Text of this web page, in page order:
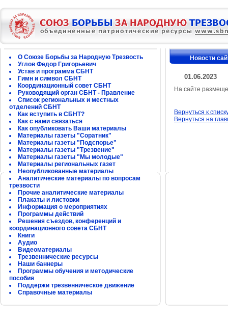
О Союзе Борьбы за Народную Трезвость
Углов Федор Григорьевич
Устав и программа СБНТ
Гимн и символ СБНТ
Координационный совет СБНТ
Руководящий орган СБНТ - Правление
Список региональных и местных
отделений СБНТ
Как вступить в СБНТ?
Как с нами связаться
Как опубликовать Ваши материалы
Материалы газеты "Соратник"
Материалы газеты "Подспорье"
Материалы газеты "Трезвение"
Материалы газеты "Мы молодые"
Материалы региональных газет
Неопубликованные материалы
Аналитические материалы по вопросам
трезвости
Прочие аналитические материалы
Плакаты и листовки
Информация о мероприятиях
Программы действий
Решения съездов, конференций и
координационного совета СБНТ
Книги
Аудио
Видеоматериалы
Трезвеннические ресурсы
Наши баннеры
Программы обучения и методические
пособия
Поддержи трезвенническое движение
Справочные материалы
Новости
01.06.2023
На сайте
Вернуться к
Вернуться на